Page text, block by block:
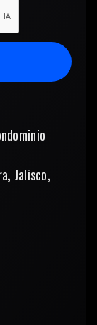
Jalisco,